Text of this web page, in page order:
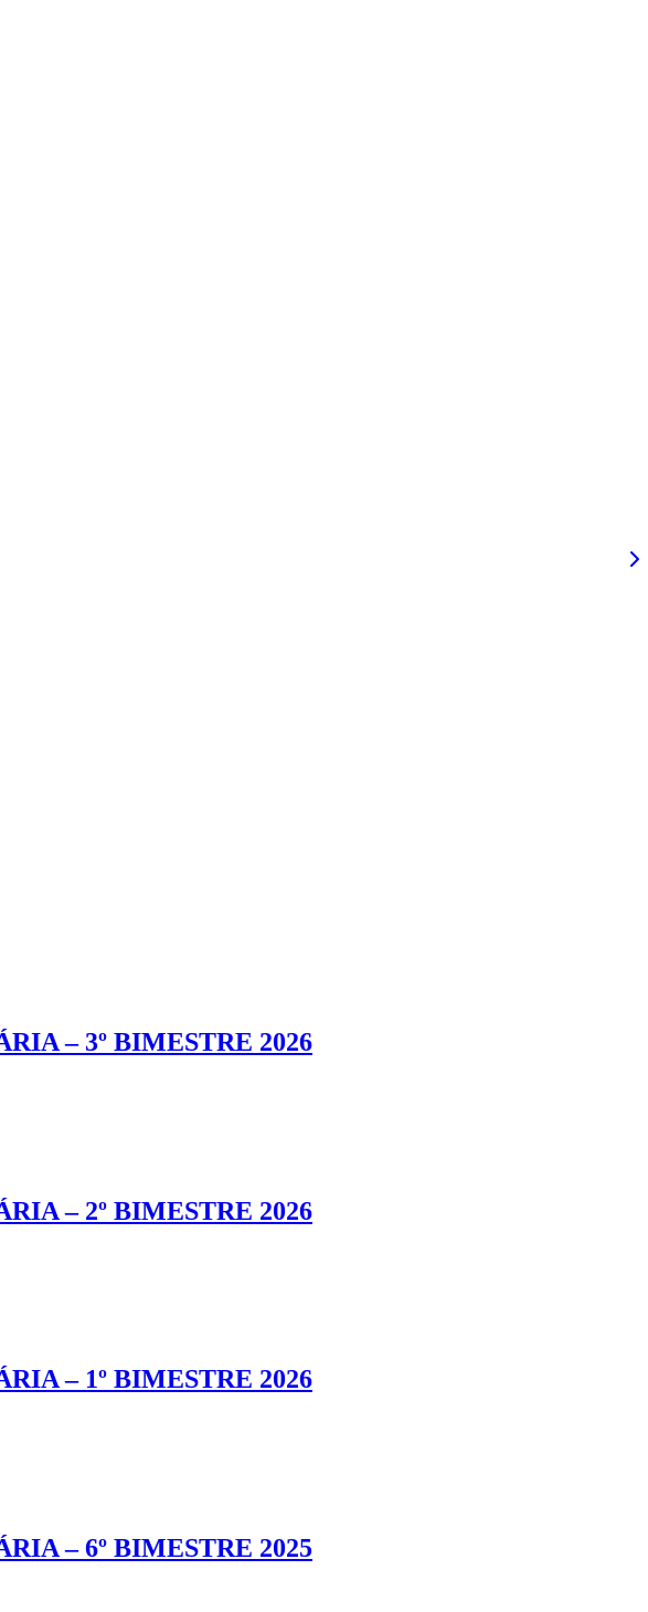
– 3º BIMESTRE 2026
– 2º BIMESTRE 2026
– 1º BIMESTRE 2026
– 6º BIMESTRE 2025